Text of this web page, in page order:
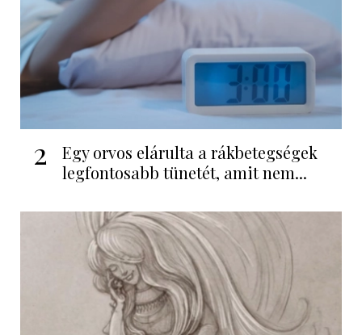
2
Egy orvos elárulta a rákbetegségek
legfontosabb tünetét, amit nem...